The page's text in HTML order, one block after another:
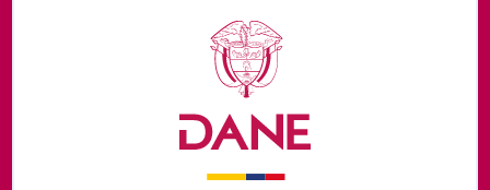
Logos institucionales